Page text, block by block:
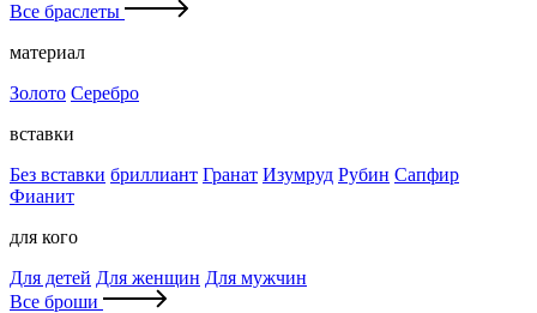
Все браслеты
материал
Золото Серебро
вставки
Без вставки бриллиант Гранат Изумруд Рубин Сапфир
Фианит
для кого
Для детей Для женщин Для мужчин
Все броши